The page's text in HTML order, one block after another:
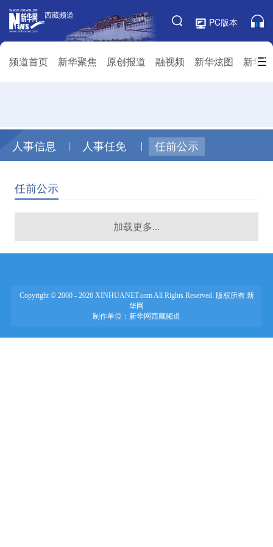
人事信息 | 人事任免 | 任前公示
任前公示
加载更多...
Copyright © 2000 - 2026 XINHUANET.com All Rights Reserved. 版权所有 新
华网
制作单位：新华网西藏频道